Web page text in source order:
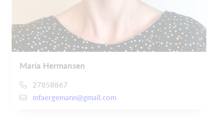
Maria Hermansen
27858867
mfaergemann@gmail.com